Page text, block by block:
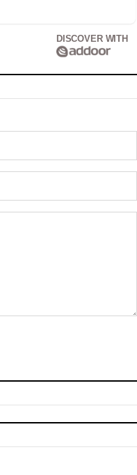
DISCOVER WITH